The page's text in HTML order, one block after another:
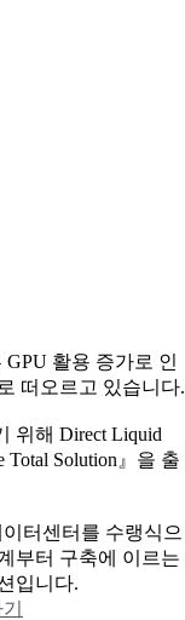
활용 증가로 인
떠오르고 있습니다.
위해 Direct Liquid
Solution』을 출
이터센터를 수랭식으
부터 구축에 이르는
입니다.